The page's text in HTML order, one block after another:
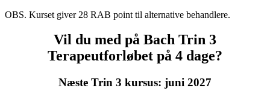
OBS. Kurset giver 28 RAB point til alternative behandlere.
Vil du med på Bach Trin 3
Terapeutforløbet på 4 dage?
Næste Trin 3 kursus: juni 2027